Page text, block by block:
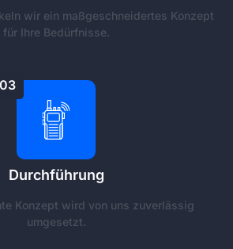
wir ein maßgeschneidertes Konzept
für Ihre Bedürfnisse.
03
Durchführung
Konzept wird von uns zuverlässig
umgesetzt.